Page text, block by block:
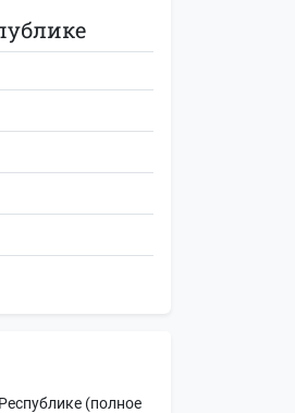
(полное